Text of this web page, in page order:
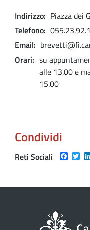
Indirizzo Piazza dei
Telefono
Email
Orari
su
alle 13.00 e
15.00
Condividi
Reti Sociali